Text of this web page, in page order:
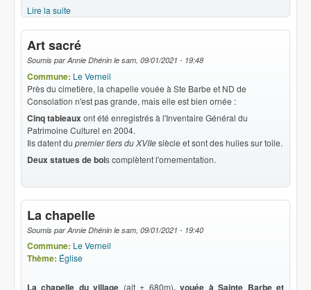
Lire la suite
Art sacré
Soumis parAnnie Dhénin le sam, 09/01/2021 - 19:48
Commune: Le Verneil
Près du cimetière, la chapelle vouée à Ste Barbe et ND de
Consolation n'est pas grande, mais elle est bien ornée :
Cinq tableaux ont été enregistrés à l'Inventaire Général du
Patrimoine Culturel en 2004.
Ils datent du premier tiers du XVIIesiècle et sont des huiles sur toile.
Deux statues de bois complètent l'ornementation.
La chapelle
Soumis parAnnie Dhénin le sam, 09/01/2021 - 19:40
Commune: Le Verneil
Thème: Église
La chapelle du village (alt ± 680m), vouée à Sainte Barbe et